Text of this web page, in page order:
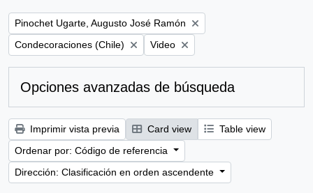
Remove filter:
Pinochet Ugarte, Augusto José Ramón
Remove filter:
Condecoraciones (Chile) Remove filter:
Video
Opciones avanzadas de búsqueda
Imprimir vista previa Card view
Table view
Ordenar por: Código de referencia
Dirección: Clasificación en orden ascendente